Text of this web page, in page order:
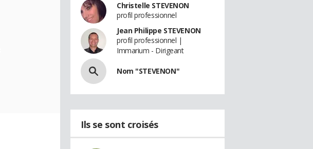
Christelle STEVENON
profil professionnel
Jean Philippe STEVENON
profil professionnel |
Immarium - Dirigeant
Nom "STEVENON"
Ils se sont croisés